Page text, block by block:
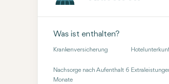
Was ist enthalten?
Krankenversicherung
Nachsorge nach Aufenthalt 6
Monate